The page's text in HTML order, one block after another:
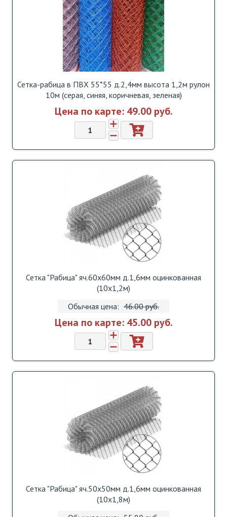
Сетка-рабица в ПВХ 55*55 д.2,4мм высота 1,2м рулон
10м (серая, синяя, коричневая, зеленая)
Цена по карте: 49.00 pуб.
Сетка "Рабица" яч.60х60мм д.1,6мм оцинкованная
(10х1,2м)
Обычная цена: 46.00 pуб.
Цена по карте: 45.00 pуб.
Сетка "Рабица" яч.50х50мм д.1,6мм оцинкованная
(10х1,8м)